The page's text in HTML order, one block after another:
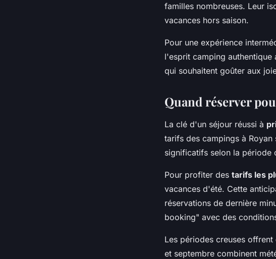
familles nombreuses. Leur
vacances hors saison.
Pour une expérience
l'esprit camping
qui souhaitent goûter aux
Quand réserver
La clé d'un séjour réussi à
tarifs des campings à
significatifs selon la période
Pour profiter des tarifs les
vacances d'été. Cette
réservations de dernière
booking" avec des
Les périodes creuses
et septembre combinent